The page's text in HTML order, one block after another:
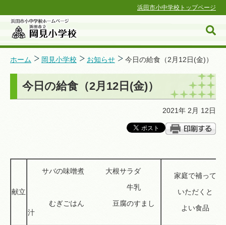
浜田市小中学校トップページ
浜田市小中学校ホームページ
ホーム 岡見小学校 お知らせ 今日の給食（2月12日(金)）
今日の給食（2月12日(金)）
2021年 2月 12日
献立
サバの味噌煮 大根サラダ
牛乳
むぎごはん 豆腐のすまし
汁
家庭で補って
いただくと
よい食品